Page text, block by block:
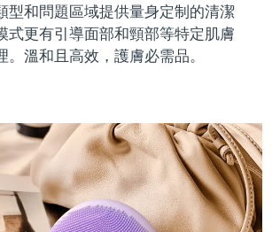
型和問題區域提供量身定制的清潔
式更有引導面部和頸部等特定肌膚
。溫和且高效，護膚必需品。
4 Plus
4 Men
men, anti-aging massage
4 mini
2 go
2 eyes & lips
line smoothing device
提拉護理
3 套裝
3 LED
infrared and red light therapy
口腔護理
4
4 plus
hybrid silicone sonic toothbrush
101
LED 護理
NEW
201
哥維納 預計送達日期8/15/26
預計送達日期
預計送達日期8/16/26
預計送達日期8/16/26
預計送達日期 8/12/26